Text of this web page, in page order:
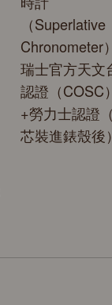
（Superlative
Chronometer
瑞士官方天文
認證（COSC
+勞力士認證
芯裝進錶殼後